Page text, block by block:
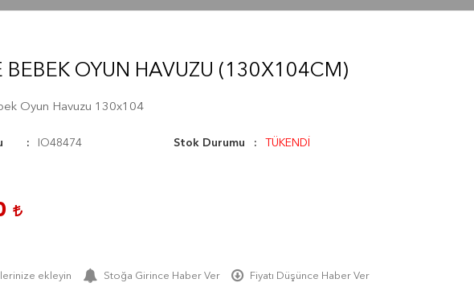
BEBEK OYUN HAVUZU (130X104CM)
Oyun Havuzu 130x104
IO48474 Stok Durumu TÜKENDİ
ekleyin Stoğa Girince Haber Ver Fiyatı Düşünce Haber Ver